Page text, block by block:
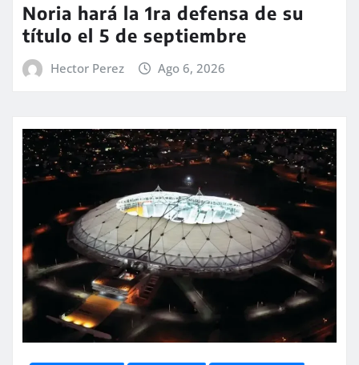
Noria hará la 1ra defensa de su
título el 5 de septiembre
Hector Perez Ago 6, 2026